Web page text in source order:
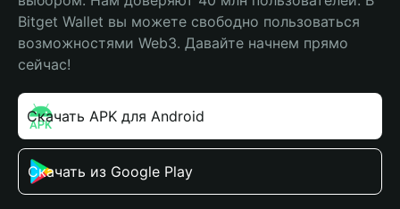
Bitget Wallet вы можете свободно пользоваться
возможностями Web3. Давайте начнем прямо
сейчас!
Скачать APK для Android
Скачать из Google Play